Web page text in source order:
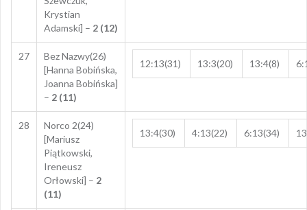
Krystian
Adamski] – 2 (12)
27
Bez Nazwy(26)
[Hanna Bobińska,
Joanna Bobińska]
– 2 (11)
12:13(31) 13:3(20) 13:4(8)
28
Norco 2(24)
[Mariusz
Piątkowski,
Ireneusz
Orłowski] – 2
(11)
13:4(30) 4:13(22) 6:13(34)